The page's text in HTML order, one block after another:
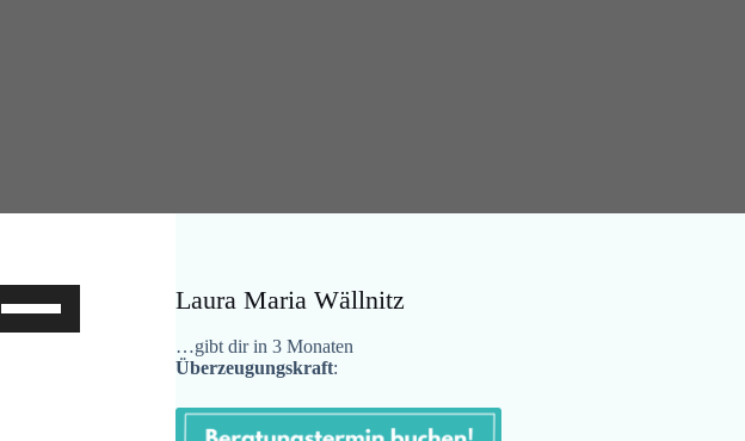
Hoch/Runter
Laura Maria Wällnitz
…gibt dir in 3 Monaten
Überzeugungskraft: